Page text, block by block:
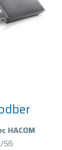
HACOM
56